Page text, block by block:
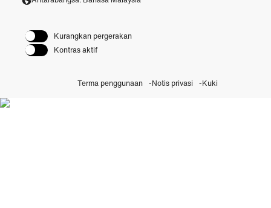
Kurangkan pergerakan
Kontras aktif
Terma penggunaan Notis privasi Kuki